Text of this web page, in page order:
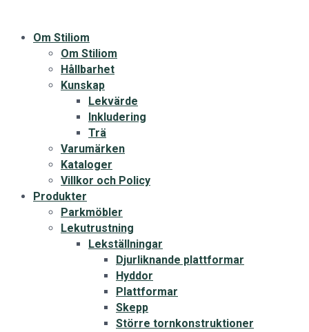
Om Stiliom
Om Stiliom
Hållbarhet
Kunskap
Lekvärde
Inkludering
Trä
Varumärken
Kataloger
Villkor och Policy
Produkter
Parkmöbler
Lekutrustning
Lekställningar
Djurliknande plattformar
Hyddor
Plattformar
Skepp
Större tornkonstruktioner